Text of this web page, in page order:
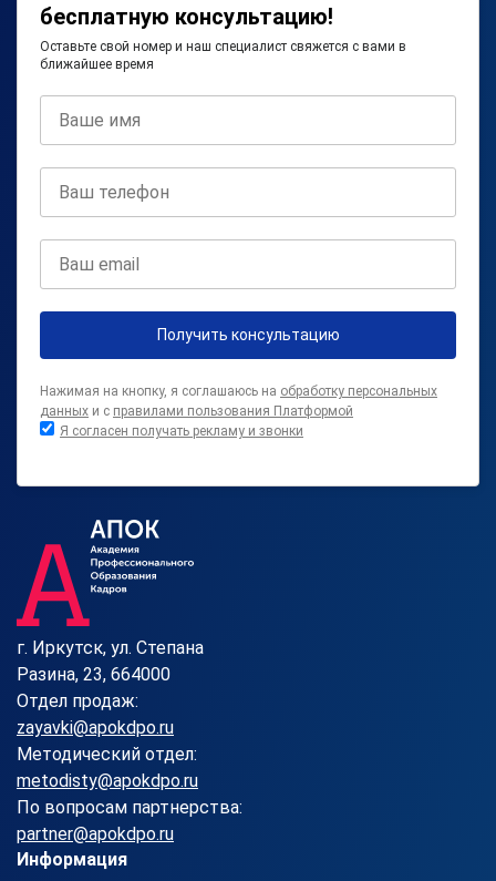
бесплатную консультацию!
Оставьте свой номер и наш специалист свяжется с вами в
ближайшее время
Получить консультацию
Нажимая на кнопку, я соглашаюсь на обработку персональных
данных и с правилами пользования Платформой
Я согласен получать рекламу и звонки
г. Иркутск, ул. Степана
Разина, 23, 664000
Отдел продаж:
zayavki@apokdpo.ru
Методический отдел:
metodisty@apokdpo.ru
По вопросам партнерства:
partner@apokdpo.ru
Информация